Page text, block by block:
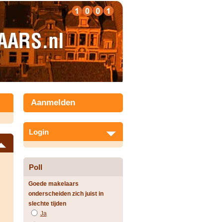
Aanmelden
Login
Poll
Goede makelaars
onderscheiden zich juist in
slechte tijden
Ja